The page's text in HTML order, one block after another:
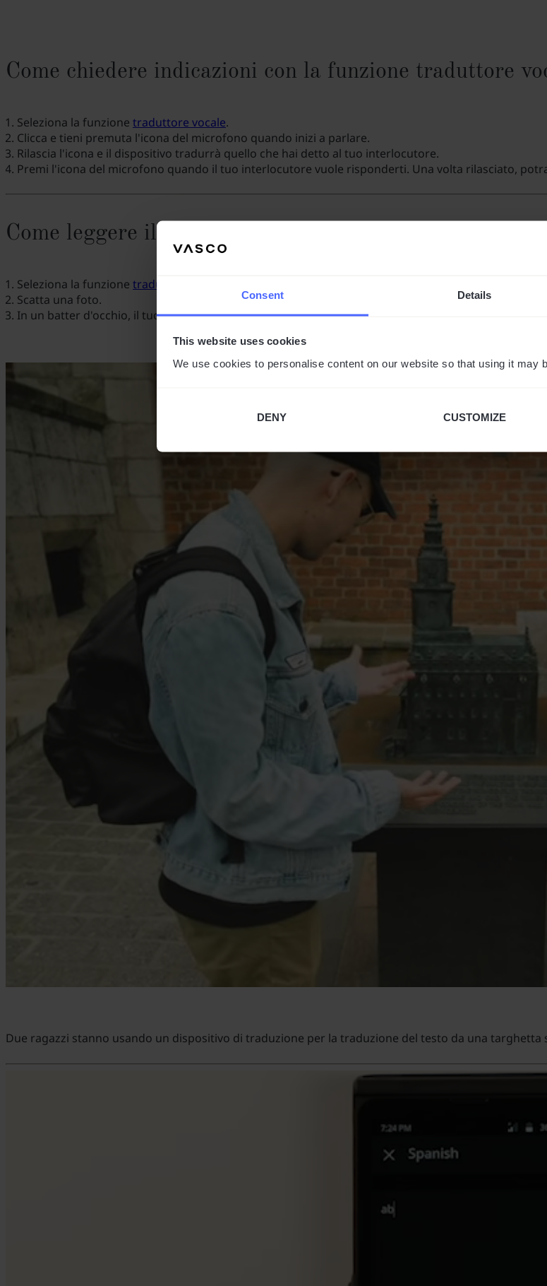
Consent Details
This website uses cookies
We use cookies to personalise content on our website so that using it may
DENY CUSTOMIZE
Come chiedere indicazioni con la funzione traduttore
Seleziona la funzione traduttore vocale.
Clicca e tieni premuta l'icona del microfono quando inizi a parlare.
Rilascia l'icona e il dispositivo tradurrà quello che hai detto al tuo interlocutore.
Premi l'icona del microfono quando il tuo interlocutore vuole risponderti. Una volta rilasciato,
Come leggere il menú di un ristorante o un documento
Seleziona la funzione traduttore di foto
Scatta una foto.
In un batter d'occhio, il tuo Vasco Translator riconoscerà la lingua e ti fornirà la traduzione.
Due ragazzi stanno usando un dispositivo di traduzione per la traduzione del testo da una targhetta